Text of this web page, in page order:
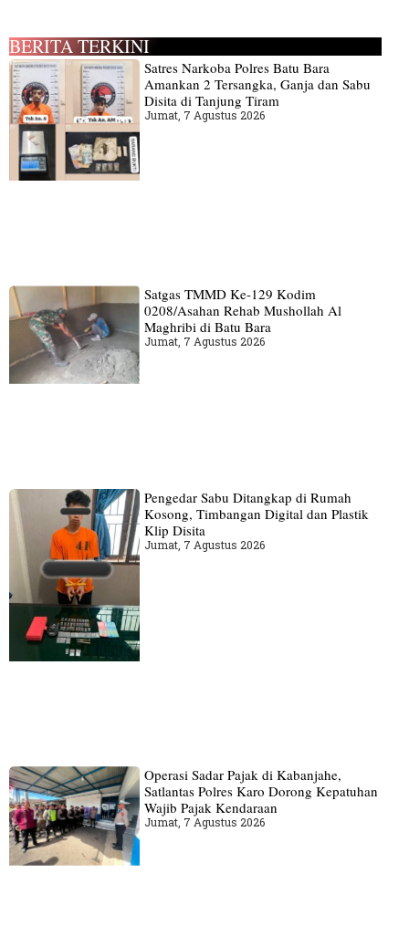
BERITA TERKINI
Satres Narkoba Polres Batu Bara
Amankan 2 Tersangka, Ganja dan Sabu
Disita di Tanjung Tiram
Jumat, 7 Agustus 2026
Satgas TMMD Ke-129 Kodim
0208/Asahan Rehab Mushollah Al
Maghribi di Batu Bara
Jumat, 7 Agustus 2026
Pengedar Sabu Ditangkap di Rumah
Kosong, Timbangan Digital dan Plastik
Klip Disita
Jumat, 7 Agustus 2026
Operasi Sadar Pajak di Kabanjahe,
Satlantas Polres Karo Dorong Kepatuhan
Wajib Pajak Kendaraan
Jumat, 7 Agustus 2026